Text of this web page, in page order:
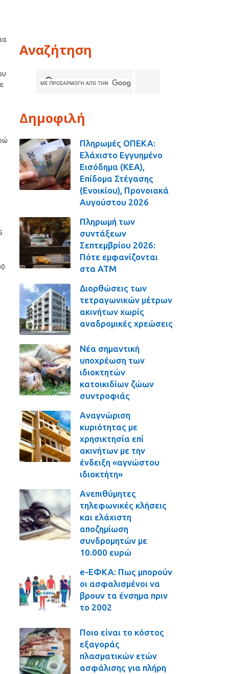
Αναζήτηση
Δημοφιλή
Πληρωμές ΟΠΕΚΑ:
Ελάχιστο Εγγυημένο
Εισόδημα (ΚΕΑ),
Επίδομα Στέγασης
(Ενοικίου), Προνοιακά
Αυγούστου 2026
Πληρωμή των
συντάξεων
Σεπτεμβρίου 2026:
Πότε εμφανίζονται
στα ΑΤΜ
Διορθώσεις των
τετραγωνικών μέτρων
ακινήτων χωρίς
αναδρομικές χρεώσεις
Νέα σημαντική
υποχρέωση των
ιδιοκτητών
κατοικιδίων ζώων
συντροφιάς
Αναγνώριση
κυριότητας με
χρησικτησία επί
ακινήτων με την
ένδειξη «αγνώστου
ιδιοκτήτη»
Ανεπιθύμητες
τηλεφωνικές κλήσεις
και ελάχιστη
αποζημίωση
συνδρομητών με
10.000 ευρώ
e-ΕΦΚΑ: Πως μπορούν
οι ασφαλισμένοι να
βρουν τα ένσημα πριν
το 2002
Ποιο είναι το κόστος
εξαγοράς
πλασματικών ετών
ασφάλισης για πλήρη